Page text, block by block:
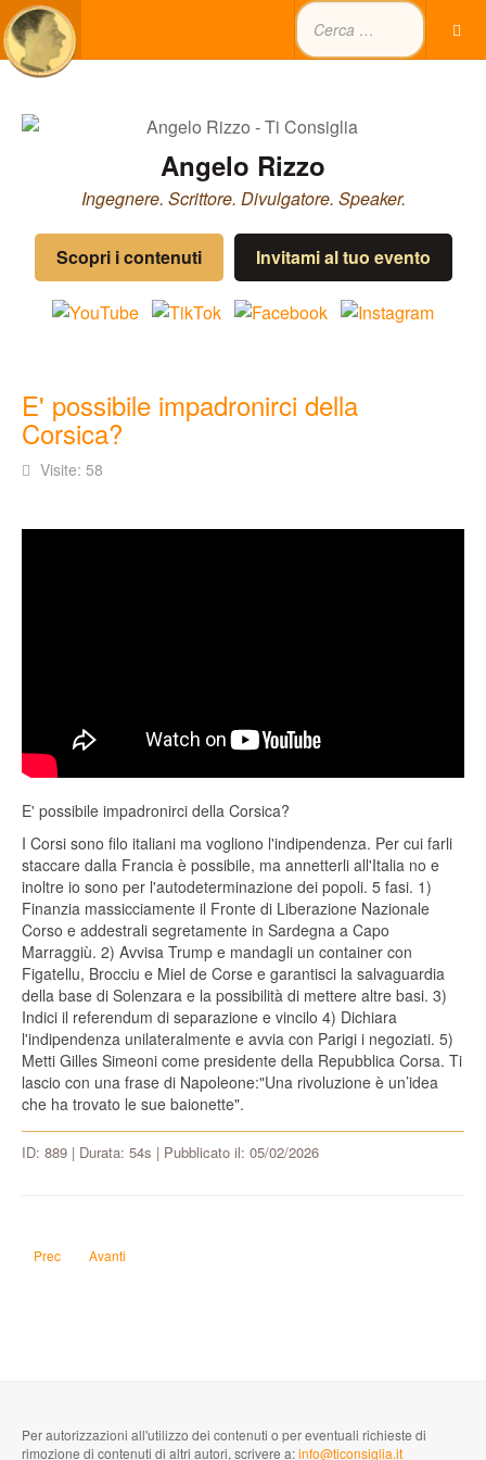
Angelo Rizzo
Ingegnere. Scrittore. Divulgatore. Speaker.
Scopri i contenuti Invitami al tuo evento
E' possibile impadronirci della
Corsica?
Visite: 58
E' possibile impadronirci della Corsica?
I Corsi sono filo italiani ma vogliono l'indipendenza. Per cui farli
staccare dalla Francia è possibile, ma annetterli all'Italia no e
inoltre io sono per l'autodeterminazione dei popoli. 5 fasi. 1)
Finanzia massicciamente il Fronte di Liberazione Nazionale
Corso e addestrali segretamente in Sardegna a Capo
Marraggiù. 2) Avvisa Trump e mandagli un container con
Figatellu, Brocciu e Miel de Corse e garantisci la salvaguardia
della base di Solenzara e la possibilità di mettere altre basi. 3)
Indici il referendum di separazione e vincilo 4) Dichiara
l'indipendenza unilateralmente e avvia con Parigi i negoziati. 5)
Metti Gilles Simeoni come presidente della Repubblica Corsa. Ti
lascio con una frase di Napoleone:"Una rivoluzione è un’idea
che ha trovato le sue baionette".
ID: 889 | Durata: 54s | Pubblicato il: 05/02/2026
Articolo precedente: Trovo ingiusto il fatto che Nizza sia ora Francese, come
Prec Articolo successivo: Vorrei dragare l'intera Pianura Padana in
Avanti
Per autorizzazioni all'utilizzo dei contenuti o per eventuali richieste di
rimozione di contenuti di altri autori, scrivere a:info@ticonsiglia.it